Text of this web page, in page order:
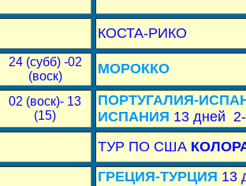
КОСТА-РИКО
24 (субб) -02
(воск)
МОРОККО
02 (воск)- 13
(15)
ПОРТУГАЛИЯ-
ИСПАНИЯ 13 дней
ТУР ПО США
ГРЕЦИЯ-ТУРЦИЯ 13